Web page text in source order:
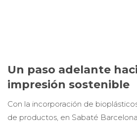
Un paso adelante
impresión sostenible
Con la incorporación de
de productos, en Sabaté